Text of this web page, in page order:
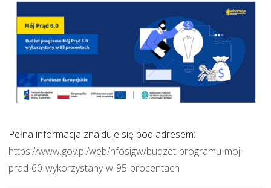
Pełna informacja znajduje się pod adresem:
https://www.gov.pl/web/nfosigw/budzet-programu-moj-
prad-60-wykorzystany-w-95-procentach